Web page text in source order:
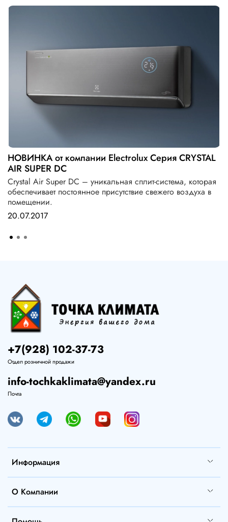
НОВИНКА от компании Electrolux Серия CRYSTAL
AIR SUPER DC
Crystal Air Super DC – уникальная сплит-система, которая
обеспечивает постоянное присутствие свежего воздуха в
помещении.
20.07.2017
Информация
О Компании
+7(928) 102-37-73
Отдел розничной продажи
info-tochkaklimata@yandex.ru
Почта